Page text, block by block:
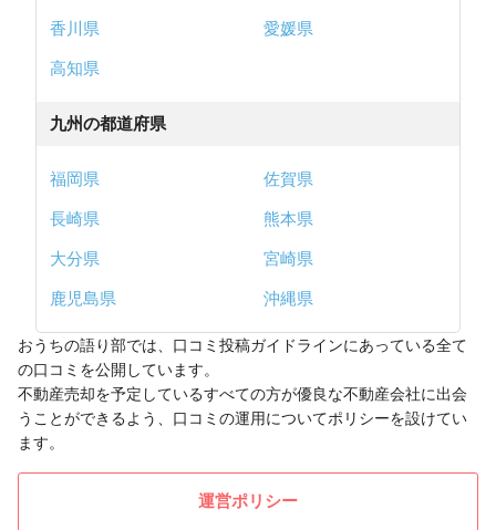
香川県
愛媛県
高知県
九州の都道府県
福岡県
佐賀県
長崎県
熊本県
大分県
宮崎県
鹿児島県
沖縄県
おうちの語り部では、口コミ投稿ガイドラインにあっている全て
の口コミを公開しています。
不動産売却を予定しているすべての方が優良な不動産会社に出会
うことができるよう、口コミの運用についてポリシーを設けてい
ます。
運営ポリシー